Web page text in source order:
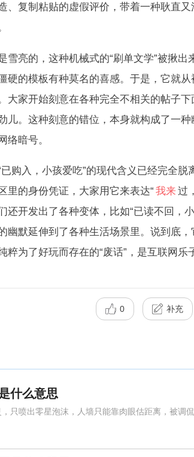
、复制粘贴的虚假评价，带着一种耿直
亮的，这种机械式的“刷单文学”被揪出
硬的模板有种莫名的喜感。于是，它就
大家开始刻意在各种完全不相关的帖子下
儿。这种刻意的错位，本身就构成了一
络暗号。
入，小孩爱吃”的现代含义已经完全脱
里的身份凭证，大家用它来表达“我来过
还开发出了各种变体，比如“已读不回，
幽默延伸到了各种生活场景里。说到底
粹为了好玩而存在的“废话”，是互联网乐
0 补充
什么意思
喷出零星泡沫，人墙只能靠肉眼估距离，被调